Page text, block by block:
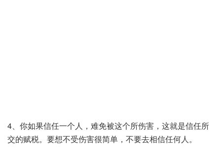
4、你如果信任一个人，难免被这个所伤害，这就是信任所
交的赋税。要想不受伤害很简单，不要去相信任何人。